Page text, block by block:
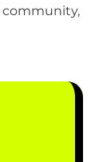
community,